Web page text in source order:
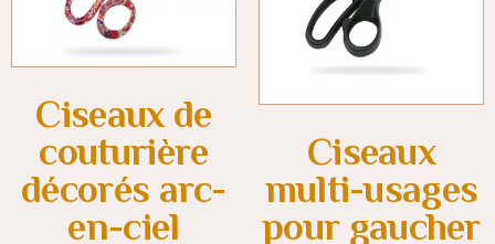
Ciseaux de
couturière
décorés arc-
en-ciel
Ciseaux
multi-usages
pour gaucher